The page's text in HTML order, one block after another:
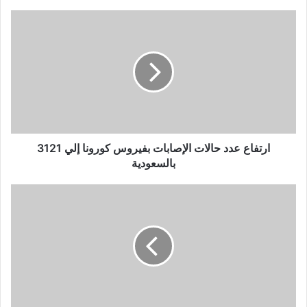
النيابة التحقيقات.
قسم_شرطة_العامرية
مسن
ارتفاع عدد حالات الإصابات بفيروس كورونا إلي 3121
بالسعودية